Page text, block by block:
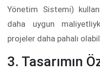
Yönetim Sistemi)
daha uygun
projeler daha pahalı
3. Tasarımın